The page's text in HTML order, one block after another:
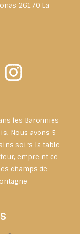
26170 La
les Baronnies
Nous avons 5
soirs la table
empreint de
champs de